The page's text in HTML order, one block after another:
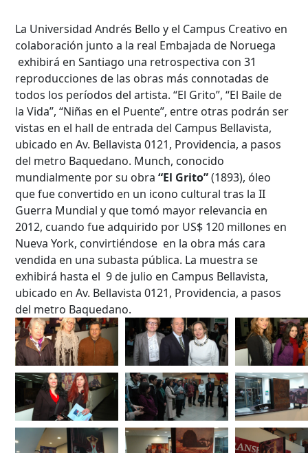
La Universidad Andrés Bello y el Campus Creativo en
colaboración junto a la real Embajada de Noruega
exhibirá en Santiago una retrospectiva con 31
reproducciones de las obras más connotadas de
todos los períodos del artista. “El Grito”, “El Baile de
la Vida”, “Niñas en el Puente”, entre otras podrán ser
vistas en el hall de entrada del Campus Bellavista,
ubicado en Av. Bellavista 0121, Providencia, a pasos
del metro Baquedano. Munch, conocido
mundialmente por su obra“El Grito”(1893), óleo
que fue convertido en un icono cultural tras la II
Guerra Mundial y que tomó mayor relevancia en
2012, cuando fue adquirido por US$ 120 millones en
Nueva York, convirtiéndose en la obra más cara
vendida en una subasta pública. La muestra se
exhibirá hasta el 9 de julio en Campus Bellavista,
ubicado en Av. Bellavista 0121, Providencia, a pasos
del metro Baquedano.